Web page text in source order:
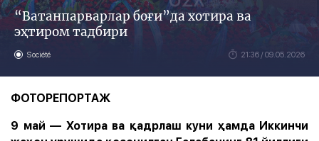
“Ватанпарварлар боғи”да хотира ва
эҳтиром тадбири
Société 21:36 / 09.05.2026
ФОТОРЕПОРТАЖ
9 май — Хотира ва қадрлаш куни ҳамда Иккинчи